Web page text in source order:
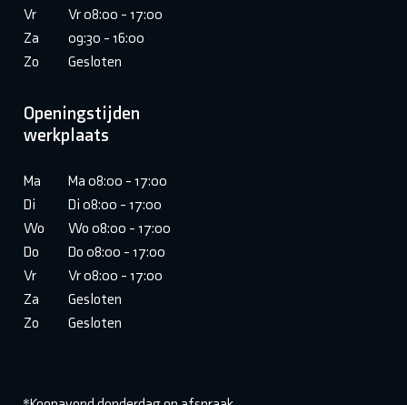
Vr
Vr 08:00 - 17:00
Za
09:30 - 16:00
Zo
Gesloten
Openingstijden
werkplaats
Ma
Ma 08:00 - 17:00
Di
Di 08:00 - 17:00
Wo
Wo 08:00 - 17:00
Do
Do 08:00 - 17:00
Vr
Vr 08:00 - 17:00
Za
Gesloten
Zo
Gesloten